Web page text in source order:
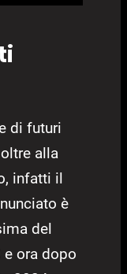
di futuri
alla
infatti il
è
del
e ora dopo